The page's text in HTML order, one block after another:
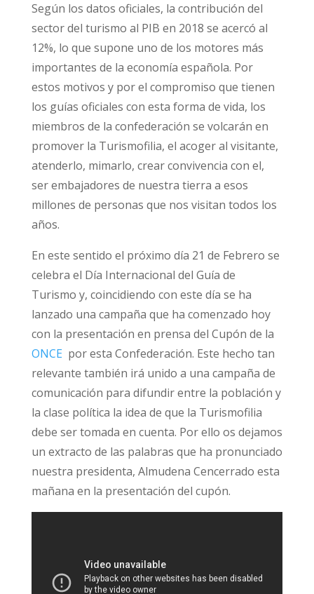
Según los datos oficiales, la contribución del
sector del turismo al PIB en 2018 se acercó al
12%, lo que supone uno de los motores más
importantes de la economía española. Por
estos motivos y por el compromiso que tienen
los guías oficiales con esta forma de vida, los
miembros de la confederación se volcarán en
promover la Turismofilia, el acoger al visitante,
atenderlo, mimarlo, crear convivencia con el,
ser embajadores de nuestra tierra a esos
millones de personas que nos visitan todos los
años.
En este sentido el próximo día 21 de Febrero se
celebra el Día Internacional del Guía de
Turismo y, coincidiendo con este día se ha
lanzado una campaña que ha comenzado hoy
con la presentación en prensa del Cupón de la
ONCE por esta Confederación. Este hecho tan
relevante también irá unido a una campaña de
comunicación para difundir entre la población y
la clase política la idea de que la Turismofilia
debe ser tomada en cuenta. Por ello os dejamos
un extracto de las palabras que ha pronunciado
nuestra presidenta, Almudena Cencerrado esta
mañana en la presentación del cupón.